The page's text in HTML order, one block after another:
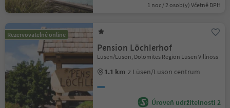
1 noc / 2 osob(y) Včetně DPH
Rezervovatelné online
Pension Löchlerhof
Lüsen/Luson, Dolomites Region Lüsen Villnöss
1.1 km z Lüsen/Luson centrum
Úroveň udržitelnosti 2